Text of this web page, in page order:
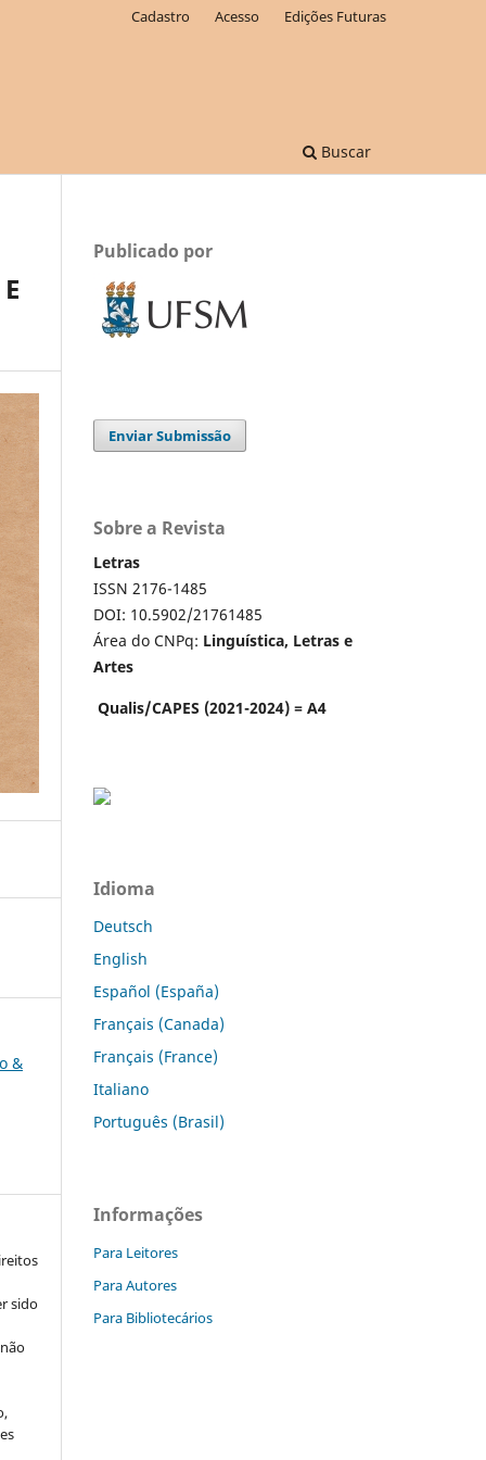
Buscar
Cadastro Acesso Edições Futuras
&
sido
Publicado por
Enviar Submissão
Sobre a Revista
Letras
ISSN 2176-1485
DOI: 10.5902/21761485
Área do CNPq: Linguística, Letras e
Artes
Qualis/CAPES (2021-2024) = A4
Idioma
Deutsch
English
Español (España)
Français (Canada)
Français (France)
Italiano
Português (Brasil)
Informações
Para Leitores
Para Autores
Para Bibliotecários